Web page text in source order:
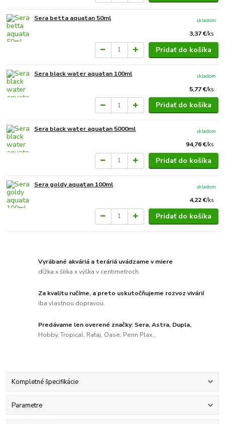
Sera betta aquatan 50ml
3,37 €/ks
skladom
Pridať do košíka
Sera black water aquatan 100ml
5,77 €/ks
skladom
Pridať do košíka
Sera black water aquatan 5000ml
94,76 €/ks
skladom
Pridať do košíka
Sera goldy aquatan 100ml
4,22 €/ks
skladom
Pridať do košíka
Vyrábané akváriá a teráriá uvádzame v miere
dĺžka x šírka x výška v centimetroch.
Za kvalitu ručíme, a preto uskutočňujeme rozvoz vivárií
iba vlastnou dopravou.
Predávame len overené značky: Sera, Astra, Dupla,
Hobby, Tropical, Rataj, Oase, Penn Plax...
Kompletné špecifikácie
Parametre